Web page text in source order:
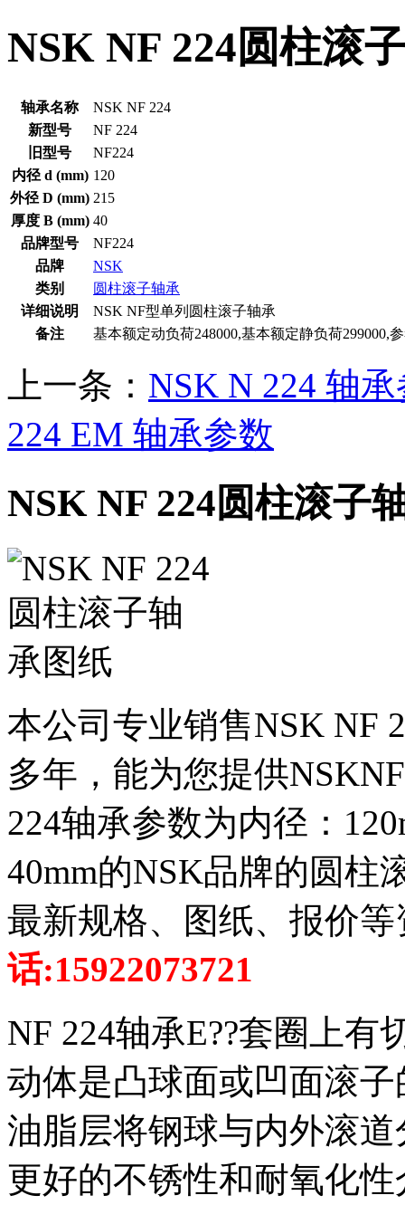
NSK NF 224圆柱滚
轴承名称
NSK NF 224
新型号
NF 224
旧型号
NF224
内径 d (mm) 120
外径 D (mm) 215
厚度 B (mm) 40
品牌型号
NF224
品牌
NSK
类别
圆柱滚子轴承
详细说明
NSK NF型单列圆柱滚子轴承
备注
基本额定动负荷248000,基本额定静负荷299000,
上一条： NSK N 224 轴
224 EM 轴承参数
NSK NF 224圆柱滚子
本公司专业销售NSK NF
多年，能为您提供
224轴承参数为内径：
40mm的NSK品牌的圆柱
最新规格、图纸、报价
话:15922073721
NF 224轴承E??套圈上
动体是凸球面或凹面滚
油脂层将钢球与内外滚
更好的不锈性和耐氧化